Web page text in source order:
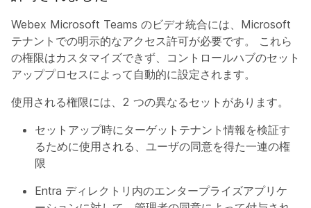
Webex Microsoft Teams のビデオ統合には、Microsoft
テナントでの明示的なアクセス許可が必要です。 これら
の権限はカスタマイズできず、コントロールハブのセット
アッププロセスによって自動的に設定されます。
使用される権限には、2 つの異なるセットがあります。
セットアップ時にターゲットテナント情報を検証す
るために使用される、ユーザの同意を得た一連の権
限
Entra ディレクトリ内のエンタープライズアプリケ